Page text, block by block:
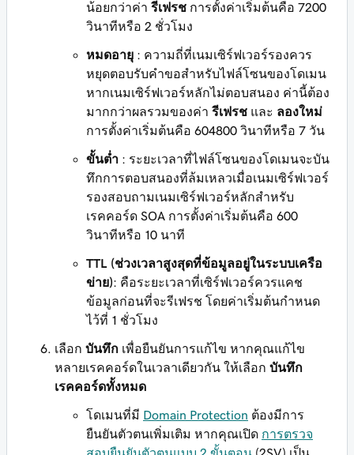
น้อยกว่าค่า รีเฟรช การตั้งค่าเริ่มต้นคือ 7200
วินาทีหรือ 2 ชั่วโมง
หมดอายุ : ความถี่ที่เนมเซิร์ฟเวอร์รองควร
หยุดตอบรับคำขอสำหรับไฟล์โซนของโดเมน
หากเนมเซิร์ฟเวอร์หลักไม่ตอบสนอง ค่านี้ต้อง
มากกว่าผลรวมของค่า รีเฟรช และ ลองใหม่
การตั้งค่าเริ่มต้นคือ 604800 วินาทีหรือ 7 วัน
ขั้นต่ำ : ระยะเวลาที่ไฟล์โซนของโดเมนจะบัน
ทึกการตอบสนองที่ล้มเหลวเมื่อเนมเซิร์ฟเวอร์
รองสอบถามเนมเซิร์ฟเวอร์หลักสำหรับ
เรคคอร์ด SOA การตั้งค่าเริ่มต้นคือ 600
วินาทีหรือ 10 นาที
TTL (ช่วงเวลาสูงสุดที่ข้อมูลอยู่ในระบบเครือ
ข่าย): คือระยะเวลาที่เซิร์ฟเวอร์ควรแคช
ข้อมูลก่อนที่จะรีเฟรช โดยค่าเริ่มต้นกำหนด
ไว้ที่ 1 ชั่วโมง
เลือก บันทึก เพื่อยืนยันการแก้ไข หากคุณแก้ไข
หลายเรคคอร์ดในเวลาเดียวกัน ให้เลือก บันทึก
เรคคอร์ดทั้งหมด
โดเมนที่มี Domain Protection ต้องมีการ
ยืนยันตัวตนเพิ่มเติม หากคุณเปิด การตรวจ